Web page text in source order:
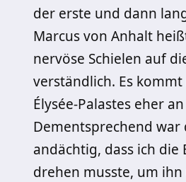
der erste und dann
Marcus von Anhalt
nervöse Schielen auf
verständlich. Es
Élysée-Palastes eher
Dementsprechend war
andächtig, dass ich die
drehen musste, um